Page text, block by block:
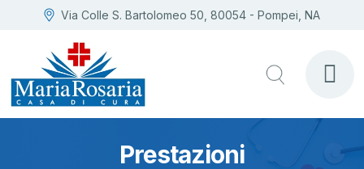
Via Colle S. Bartolomeo 50, 80054 - Pompei, NA
Prestazioni